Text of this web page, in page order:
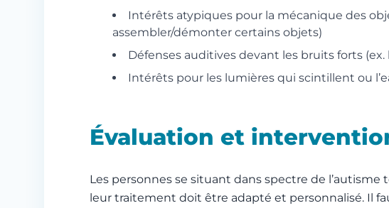
Intérêts atypiques pour la mécanique des
assembler/démonter certains objets)
Défenses auditives devant les bruits forts
Intérêts pour les lumières qui scintillent ou
Évaluation et
Les personnes se situant dans spectre de
leur traitement doit être adapté et personnalisé. Il